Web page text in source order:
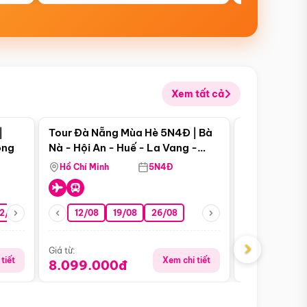
Xem tất cả
08 26/08 05/09 09/09 12/09
tiết
Điểm nổi bật
Tour Đà Nẵng Mùa Hè 5N4Đ | Bà
Nà - Hội An - Huế - La Vang -
Động Thiên Đường
Hồ Chí Minh 5N4Đ
12/08 19/08 26/08
Giá từ:
8.099.000đ Xem chi tiết
Giá từ:
›